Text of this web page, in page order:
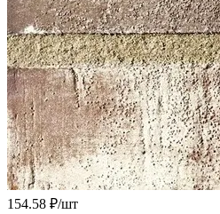
154.58 ₽/шт